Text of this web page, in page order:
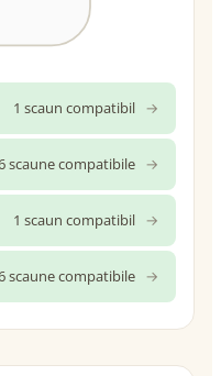
1 scaun compatibil →
scaune compatibile →
1 scaun compatibil →
scaune compatibile →